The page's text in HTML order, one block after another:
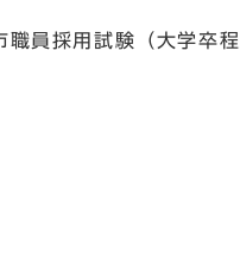
員採用試験（大学卒程